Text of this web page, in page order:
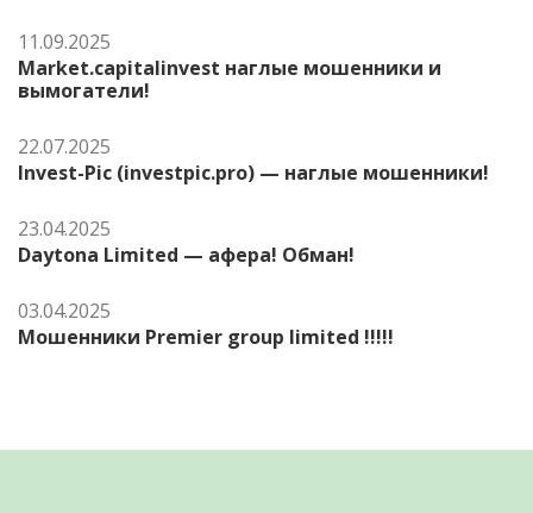
11.09.2025
Market.capitalinvest наглые мошенники и
вымогатели!
22.07.2025
Invest-Pic (investpic.pro) — наглые мошенники!
23.04.2025
Daytona Limited — афера! Обман!
03.04.2025
Мошенники Premier group limited !!!!!